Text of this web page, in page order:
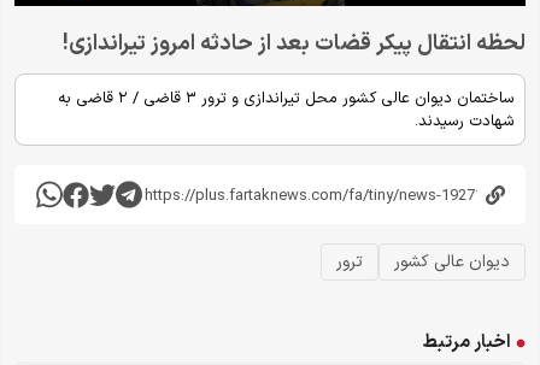
لحظه انتقال پیکر قضات بعد از حادثه امروز تیراندازی!
ساختمان دیوان عالی کشور محل تیراندازی و ترور ۳ قاضی / ۲ قاضی به
شهادت رسیدند.
دیوان عالی کشور ترور
اخبار مرتبط